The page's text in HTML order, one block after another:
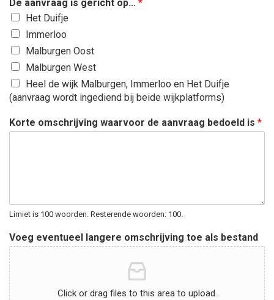
De aanvraag is gericht op... *
Het Duifje
Immerloo
Malburgen Oost
Malburgen West
Heel de wijk Malburgen, Immerloo en Het Duifje
(aanvraag wordt ingediend bij beide wijkplatforms)
Korte omschrijving waarvoor de aanvraag bedoeld is *
Limiet is 100 woorden. Resterende woorden: 100.
Voeg eventueel langere omschrijving toe als bestand
Click or drag files to this area to upload.